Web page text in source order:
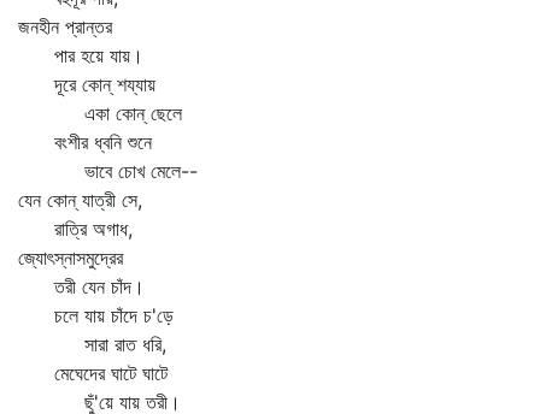
জনহীন প্রান্তর
পার হয়ে যায়।
দূরে কোন্‌ শয্যায়
একা কোন্‌ ছেলে
বংশীর ধ্বনি শুনে
ভাবে চোখ মেলে--
যেন কোন্‌ যাত্রী সে,
রাত্রি অগাধ,
জ্যোৎস্নাসমুদ্রের
তরী যেন চাঁদ।
চলে যায় চাঁদে চ'ড়ে
সারা রাত ধরি,
মেঘেদের ঘাটে ঘাটে
ছুঁ'য়ে যায় তরী।